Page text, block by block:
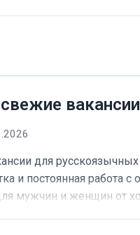
для
и постоянная работа с
мужчин и женщин от